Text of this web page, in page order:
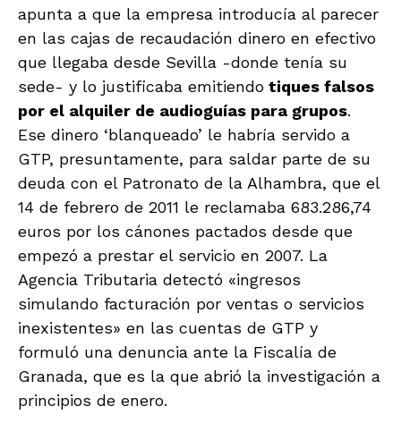
apunta a que la empresa introducía al parecer
en las cajas de recaudación dinero en efectivo
que llegaba desde Sevilla -donde tenía su
sede- y lo justificaba emitiendo tiques falsos
por el alquiler de audioguías para grupos.
Ese dinero ‘blanqueado’ le habría servido a
GTP, presuntamente, para saldar parte de su
deuda con el Patronato de la Alhambra, que el
14 de febrero de 2011 le reclamaba 683.286,74
euros por los cánones pactados desde que
empezó a prestar el servicio en 2007. La
Agencia Tributaria detectó «ingresos
simulando facturación por ventas o servicios
inexistentes» en las cuentas de GTP y
formuló una denuncia ante la Fiscalía de
Granada, que es la que abrió la investigación a
principios de enero.